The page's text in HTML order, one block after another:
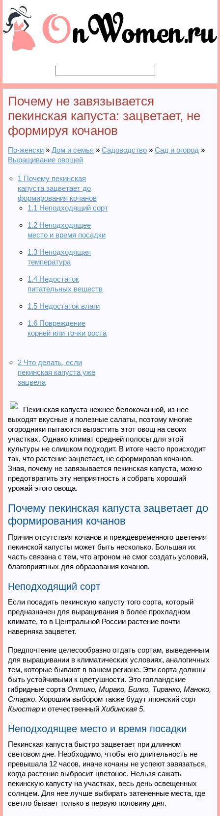
Почему не завязывается
пекинская капуста: зацветает, не
формируя кочанов
По-женски » Дом и семья » Садоводство » Сад и огород »
Выращивание овощей
1 Почему пекинская
капуста зацветает до
формирования кочанов
1.1 Неподходящий сорт
1.2 Неподходящее
место и время посадки
1.3 Неподходящая
температура
1.4 Недостаток
питательных веществ
1.5 Недостаток влаги
1.6 Повреждение
корней или точки роста
2 Что делать, если
пекинская капуста уже
зацвела
Пекинская капуста нежнее белокочанной, из нее
выходят вкусные и полезные салаты, поэтому многие
огородники пытаются вырастить этот овощ на своих
участках. Однако климат средней полосы для этой
культуры не слишком подходит. В итоге часто происходит
так, что растение зацветает, не сформировав кочанов.
Зная, почему не завязывается пекинская капуста, можно
предотвратить эту неприятность и собрать хороший
урожай этого овоща.
Почему пекинская капуста зацветает до
формирования кочанов
Причин отсутствия кочанов и преждевременного цветения
пекинской капусты может быть несколько. Большая их
часть связана с тем, что агроном не смог создать условий,
благоприятных для образования кочанов.
Неподходящий сорт
Если посадить пекинскую капусту того сорта, который
предназначен для выращивания в более прохладном
климате, то в Центральной России растение почти
наверняка зацветет.
Предпочтение целесообразно отдать сортам, выведенным
для выращивании в климатических условиях, аналогичных
тем, которые бывают в вашем регионе. Эти сорта должны
быть устойчивыми к цветушности. Это голландские
гибридные сорта Оптико, Мирако, Билко, Тиранко, Маноко,
Старко. Хорошим выбором также будут японский сорт
Кьюстар и отечественный Хибинская 5.
Неподходящее место и время посадки
Пекинская капуста быстро зацветает при длинном
световом дне. Необходимо, чтобы его длительность не
превышала 12 часов, иначе кочаны не успеют завязаться,
когда растение выбросит цветонос. Нельзя сажать
пекинскую капусту на участках, весь день освещенных
солнцем. Для нее лучше выбирать затененные места, где
светло бывает только в первую половину дня.